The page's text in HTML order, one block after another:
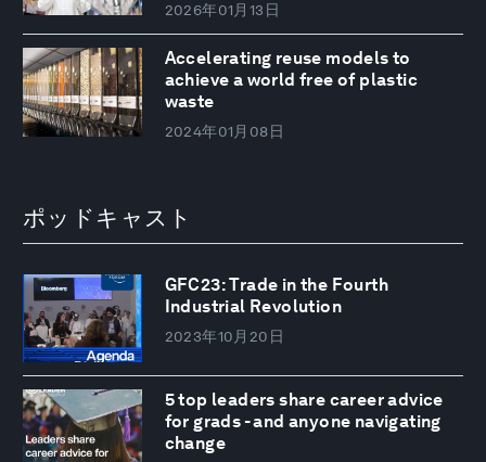
2026年01月13日
Accelerating reuse models to
achieve a world free of plastic
waste
2024年01月08日
ポッドキャスト
GFC23: Trade in the Fourth
Industrial Revolution
2023年10月20日
5 top leaders share career advice
for grads - and anyone navigating
change